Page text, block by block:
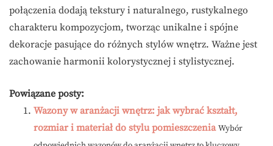
połączenia dodają tekstury i naturalnego, rustykalnego
charakteru kompozycjom, tworząc unikalne i spójne
dekoracje pasujące do różnych stylów wnętrz. Ważne jest
zachowanie harmonii kolorystycznej i stylistycznej.
Powiązane posty:
Wazony w aranżacji wnętrz: jak wybrać kształt,
rozmiar i materiał do stylu pomieszczenia Wybór